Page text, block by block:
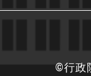
©行政